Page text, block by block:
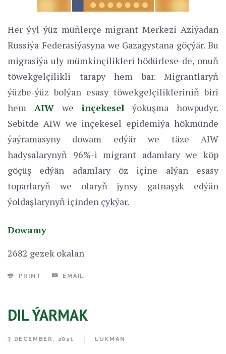
Her ýyl ýüz müňlerçe migrant Merkezi Aziýadan
Russiýa Federasiýasyna we Gazagystana göçýär. Bu
migrasiýa uly mümkinçilikleri hödürlese-de, onuň
töwekgelçilikli tarapy hem bar. Migrantlaryň
ýüzbe-ýüz bolýan esasy töwekgelçilikleriniň biri
hem AIW we inçekesel ýokuşma howpudyr.
Sebitde AIW we inçekesel epidemiýa hökmünde
ýaýramasyny dowam edýär we täze AIW
hadysalarynyň 96%-i migrant adamlary we köp
göçüş edýän adamlary öz içine alýan esasy
toparlaryň we olaryň jynsy gatnaşyk edýän
ýoldaşlarynyň içinden çykýar.
Dowamy
2682 gezek okalan
PRINT EMAIL
DIL ÝARMAK
3 DECEMBER, 2021 LUKMAN